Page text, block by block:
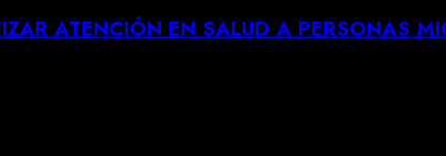
ATENCIÓN EN SALUD A PERSONAS